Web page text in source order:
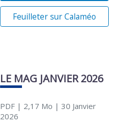
Feuilleter sur Calaméo
LE MAG JANVIER 2026
PDF| 2,17 Mo | 30 Janvier
2026